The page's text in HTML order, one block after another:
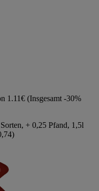
1.11€ (Insgesamt -30%
+ 0,25 Pfand, 1,5l